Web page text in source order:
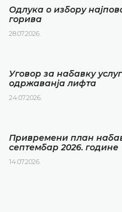
Одлука о избору
горива
28.07.2026.
Уговор за набавку
одржаванја лифта
24.07.2026.
Привремени план
септембар 2026. године
14.07.2026.